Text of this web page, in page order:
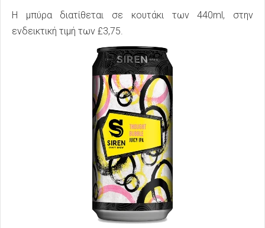
Η μπύρα διατίθεται σε κουτάκι των 440ml, στην
ενδεικτική τιμή των £3,75.